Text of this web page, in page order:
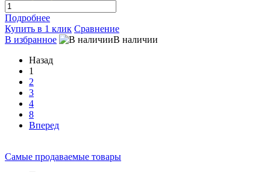
Подробнее
Купить в 1 клик Сравнение
В избранное
В наличии
Назад
1
2
3
4
8
Вперед
Самые продаваемые товары